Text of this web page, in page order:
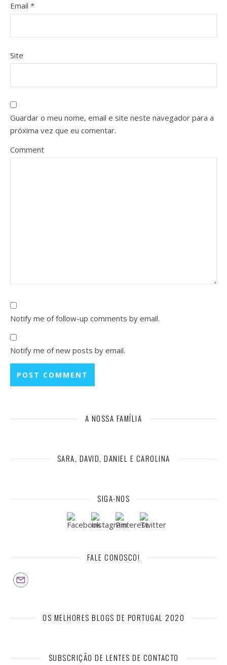
Email *
Site
Guardar o meu nome, email e site neste navegador para a
próxima vez que eu comentar.
Comment
Notify me of follow-up comments by email.
Notify me of new posts by email.
A NOSSA FAMÍLIA
SARA, DAVID, DANIEL E CAROLINA
SIGA-NOS
FALE CONOSCO!
OS MELHORES BLOGS DE PORTUGAL 2020
SUBSCRIÇÃO DE LENTES DE CONTACTO